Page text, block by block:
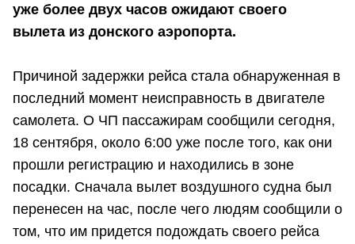
уже более двух часов ожидают своего
вылета из донского аэропорта.
Причиной задержки рейса стала обнаруженная в
последний момент неисправность в двигателе
самолета. О ЧП пассажирам сообщили сегодня,
18 сентября, около 6:00 уже после того, как они
прошли регистрацию и находились в зоне
посадки. Сначала вылет воздушного судна был
перенесен на час, после чего людям сообщили о
том, что им придется подождать своего рейса